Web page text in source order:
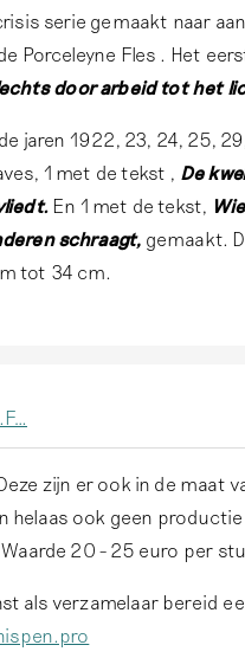
serie gemaakt naar
Porceleyne Fles . Het
door arbeid tot het
jaren 1922, 23, 24, 25,
1 met de tekst , De
En 1 met de tekst,
schraagt, gemaakt.
tot 34 cm.
zijn er ook in de maat
helaas ook geen
20 - 25 euro per
als verzamelaar bereid